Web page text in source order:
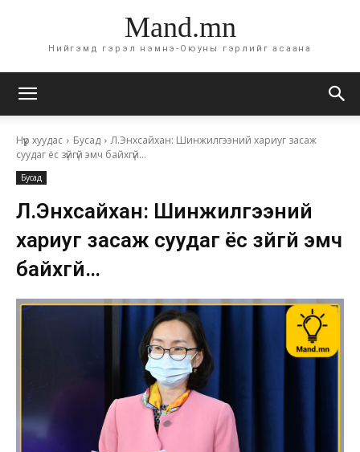
Mand.mn
Нийгэмд гэрэл нэмнэ-Оюуны гэрлийг асаана
Нүүр хуудас Бусад
Л.Энхсайхан: Шинжилгээний хариуг засаж
суудаг ёс зүйгүй эмч байхгүй...
Бусад
Л.Энхсайхан: Шинжилгээний
хариуг засаж суудаг ёс зүйгүй эмч
байхгүй…